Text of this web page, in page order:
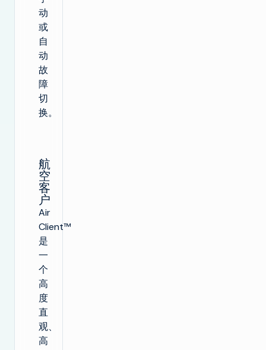
动
或
自
动
故
障
切
换。
航
空
客
户
Air
Client™
是
一
个
高
度
直
观、
高